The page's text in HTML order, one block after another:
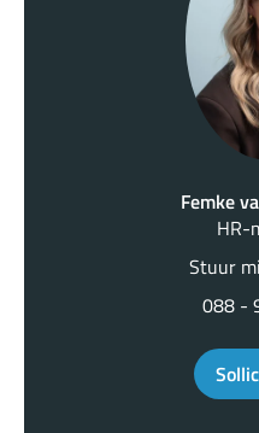
Femke
HR-
Stuur
088 -